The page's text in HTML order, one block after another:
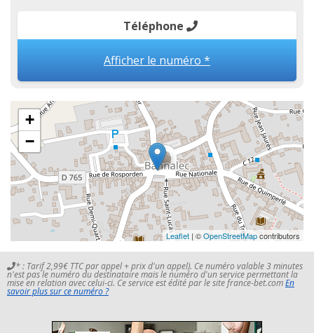
Téléphone
Afficher le numéro *
+
−
Leaflet | ©OpenStreetMapcontributors
* : Tarif 2,99€ TTC par appel + prix d'un appel). Ce numéro valable 3 minutes
n'est pas le numéro du destinataire mais le numéro d'un service permettant la
mise en relation avec celui-ci. Ce service est édité par le site france-bet.comEn
savoir plus sur ce numéro ?